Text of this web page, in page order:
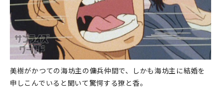
美樹がかつての海坊主の傭兵仲間で、しかも海坊主に結婚を
申しこんでいると聞いて驚愕する獠と香。